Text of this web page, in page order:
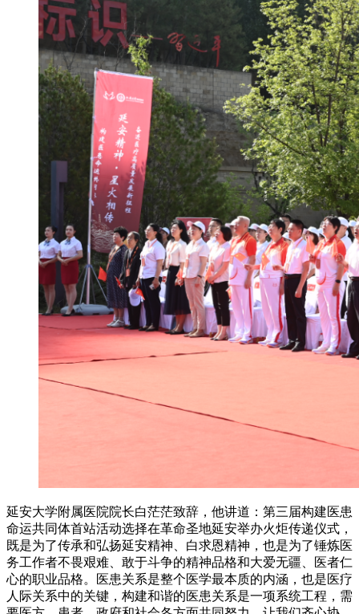
延安大学附属医院院长白茫茫致辞，他讲道：第三届构建医患
命运共同体首站活动选择在革命圣地延安举办火炬传递仪式，
既是为了传承和弘扬延安精神、白求恩精神，也是为了锤炼医
务工作者不畏艰难、敢于斗争的精神品格和大爱无疆、医者仁
心的职业品格。医患关系是整个医学最本质的内涵，也是医疗
人际关系中的关键，构建和谐的医患关系是一项系统工程，需